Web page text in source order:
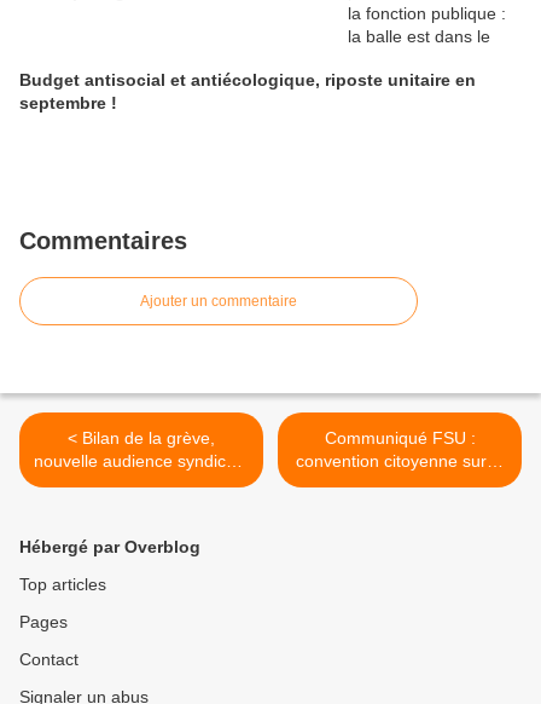
Budget antisocial et antiécologique, riposte unitaire en
septembre !
Commentaires
Ajouter un commentaire
< Bilan de la grève,
nouvelle audience syndicale
DAC, primes, emplois,
Communiqué FSU :
convention citoyenne sur le
temps de l’enfant...plus
Hébergé par Overblog
Top articles
Pages
Contact
Signaler un abus